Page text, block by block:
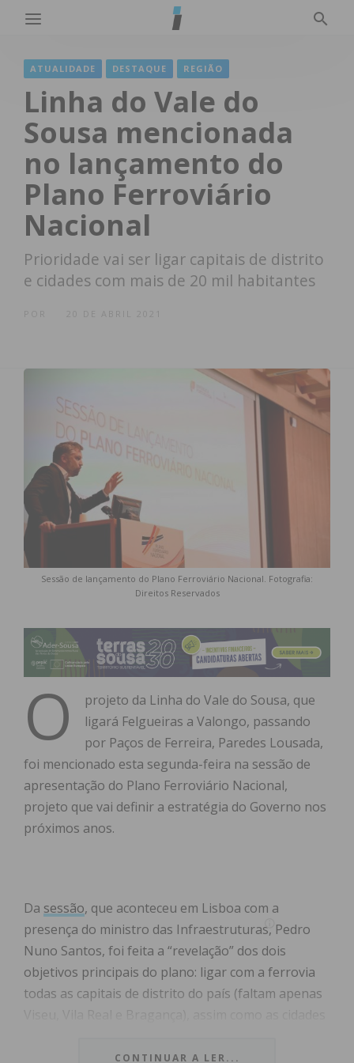
ATUALIDADE DESTAQUE REGIÃO
Linha do Vale do
Sousa mencionada
no lançamento do
Plano Ferroviário
Nacional
Prioridade vai ser ligar capitais de distrito
e cidades com mais de 20 mil habitantes
20 DE ABRIL 2021
Sessão de lançamento do Plano Ferroviário Nacional. Fotografia:
Direitos Reservados
O
projeto da Linha do Vale do Sousa, que
ligará Felgueiras a Valongo, passando
por Paços de Ferreira, Paredes Lousada,
foi mencionado esta segunda-feira na sessão de
apresentação do Plano Ferroviário Nacional,
projeto que vai definir a estratégia do Governo nos
próximos anos.
Da sessão, que aconteceu em Lisboa com a
presença do ministro das Infraestruturas, Pedro
Nuno Santos, foi feita a “revelação” dos dois
objetivos principais do plano: ligar com a ferrovia
todas as capitais de distrito do país (faltam apenas
CONTINUAR A LER...